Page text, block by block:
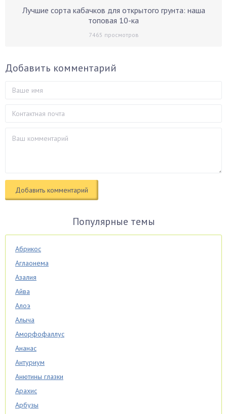
Лучшие сорта кабачков для открытого грунта: наша
топовая 10-ка
7465 просмотров
Добавить комментарий
Популярные темы
Абрикос
Аглаонема
Азалия
Айва
Алоэ
Алыча
Аморфофаллус
Ананас
Антуриум
Анютины глазки
Арахис
Арбузы